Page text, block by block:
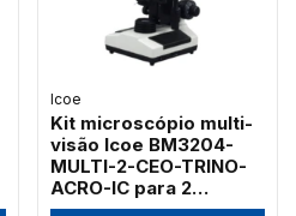
Icoe
Kit microscópio multi-
visão Icoe BM3204-
MULTI-2-CEO-TRINO-
ACRO-IC para 2
observadores com